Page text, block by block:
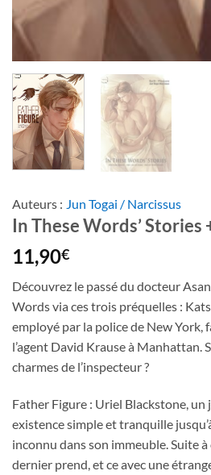
Auteurs : Jun Togai / Narcissus
In These Words’ Stories
11,90€
Découvrez le passé du docteur
Words via ces trois préquelles :
employé par la police de New York,
l’agent David Krause à Manhattan.
charmes de l’inspecteur ?
Father Figure : Uriel Blackstone, un
existence simple et tranquille
inconnu dans son immeuble. Suite
dernier prend, et ce avec une